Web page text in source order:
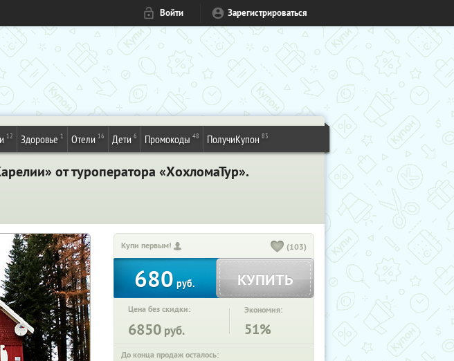
Войти Зарегистрироваться
12 Здоровье 1 Отели 16 Дети 6 Промокоды 48 ПолучиКупон 83
от туроператора «ХохломаТур».
Купи первым! (103)
680 руб. КУПИТЬ
Цена без скидки:
6850 руб.
Экономия:
51%
До конца продаж осталось: